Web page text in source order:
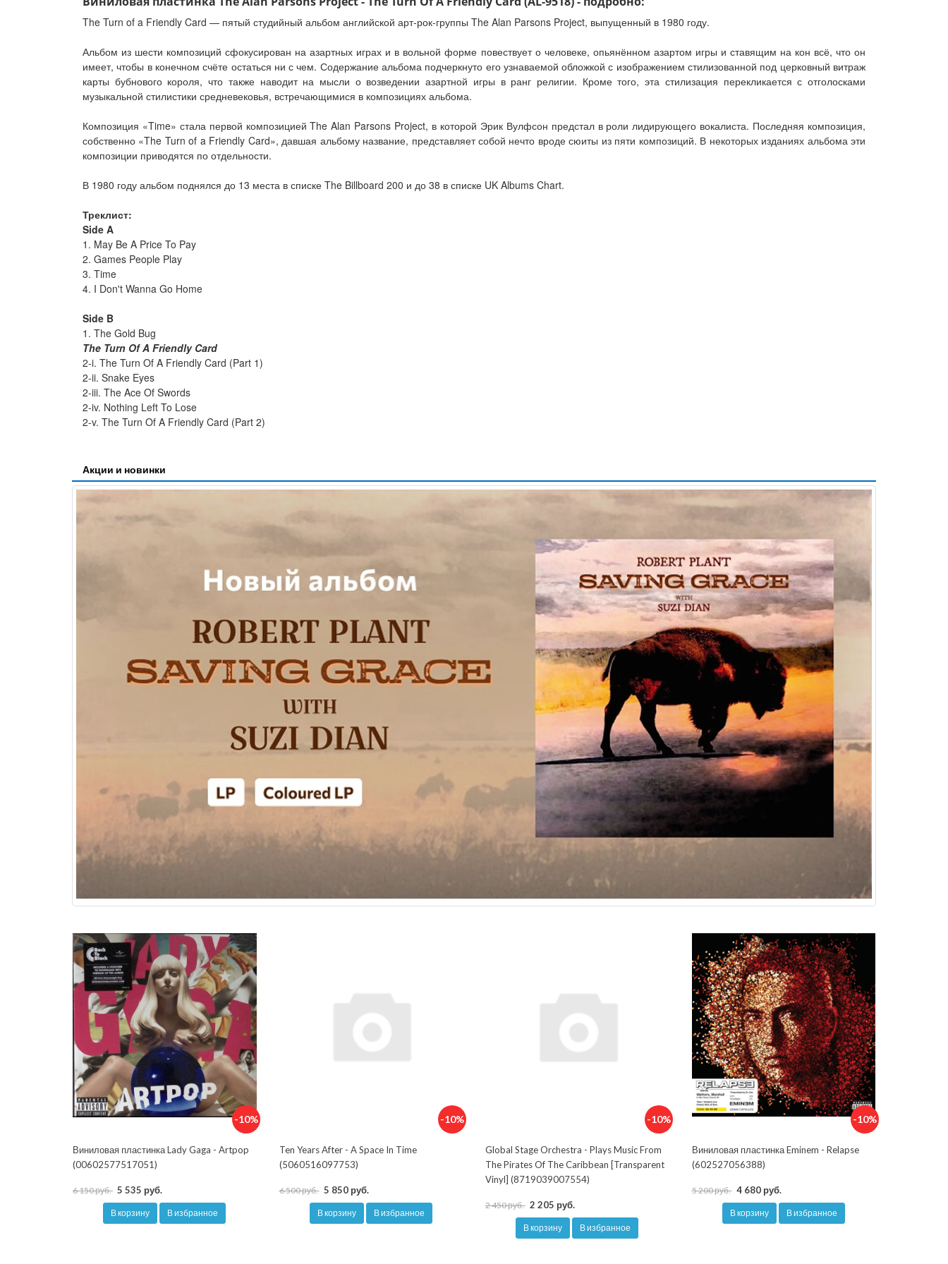
The Turn of a Friendly Card — пятый студийный альбом английской арт-рок-группы The Alan Parsons Project, выпущенный в 1980 году.
Альбом из шести композиций сфокусирован на азартных играх и в вольной форме повествует о человеке, опьянённом азартом игры и ставящим на кон всё, что он
имеет, чтобы в конечном счёте остаться ни с чем. Содержание альбома подчеркнуто его узнаваемой обложкой с изображением стилизованной под церковный витраж
карты бубнового короля, что также наводит на мысли о возведении азартной игры в ранг религии. Кроме того, эта стилизация перекликается с отголосками
музыкальной стилистики средневековья, встречающимися в композициях альбома.
Композиция «Time» стала первой композицией The Alan Parsons Project, в которой Эрик Вулфсон предстал в роли лидирующего вокалиста. Последняя композиция,
собственно «The Turn of a Friendly Card», давшая альбому название, представляет собой нечто вроде сюиты из пяти композиций. В некоторых изданиях альбома эти
композиции приводятся по отдельности.
В 1980 году альбом поднялся до 13 места в списке The Billboard 200 и до 38 в списке UK Albums Chart.
Треклист:
Side A
1. May Be A Price To Pay
2. Games People Play
3. Time
4. I Don't Wanna Go Home
Side B
1. The Gold Bug
The Turn Of A Friendly Card
2-i. The Turn Of A Friendly Card (Part 1)
2-ii. Snake Eyes
2-iii. The Ace Of Swords
2-iv. Nothing Left To Lose
2-v. The Turn Of A Friendly Card (Part 2)
Акции и новинки
-10%
Виниловая пластинка Lady Gaga - Artpop
(00602577517051)
6 150 руб. 5 535 руб.
В корзину В избранное
-10%
Ten Years After - A Space In Time
(5060516097753)
6 500 руб. 5 850 руб.
В корзину В избранное
-10%
Global Stage Orchestra - Plays Music From
The Pirates Of The Caribbean [Transparent
Vinyl] (8719039007554)
2 450 руб. 2 205 руб.
В корзину В избранное
-10%
Виниловая пластинка Eminem - Relapse
(602527056388)
5 200 руб. 4 680 руб.
В корзину В избранное